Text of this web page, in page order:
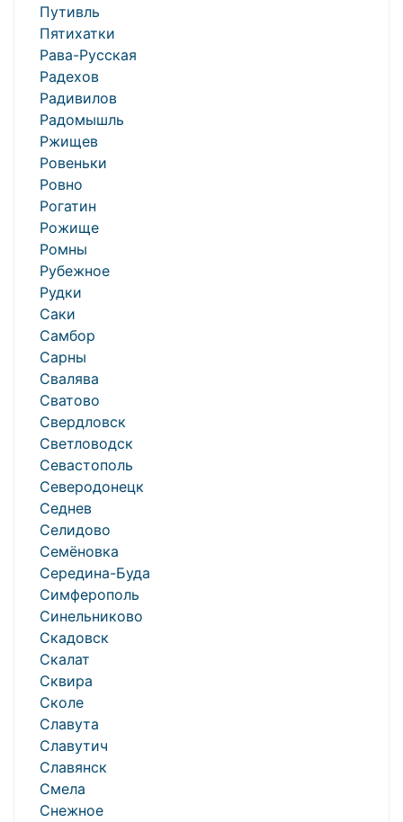
Путивль
Пятихатки
Рава-Русская
Радехов
Радивилов
Радомышль
Ржищев
Ровеньки
Ровно
Рогатин
Рожище
Ромны
Рубежное
Рудки
Саки
Самбор
Сарны
Свалява
Сватово
Свердловск
Светловодск
Севастополь
Северодонецк
Седнев
Селидово
Семёновка
Середина-Буда
Симферополь
Синельниково
Скадовск
Скалат
Сквира
Сколе
Славута
Славутич
Славянск
Смела
Снежное